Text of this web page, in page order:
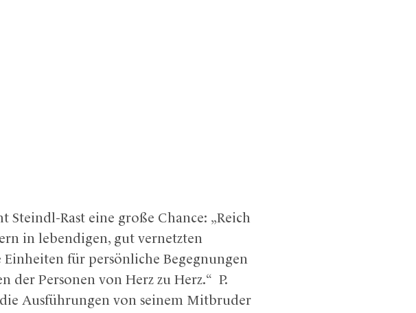
Rast eine große Chance: „Reich
in lebendigen, gut vernetzten
Einheiten für persönliche Begegnungen
der Personen von Herz zu Herz.“ P.
Ausführungen von seinem Mitbruder